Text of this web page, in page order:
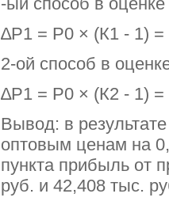
∆Р1 = Р0 × (К1 - 1) =
2-ой способ в
∆Р1 = Р0 × (К2 - 1) =
Вывод: в
оптовым ценам на
пункта прибыль от
руб. и 42,408 тыс.